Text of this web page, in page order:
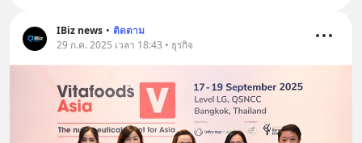
IBiz news • ติดตาม
29 ก.ค. 2025 เวลา 18:43 • ธุรกิจ